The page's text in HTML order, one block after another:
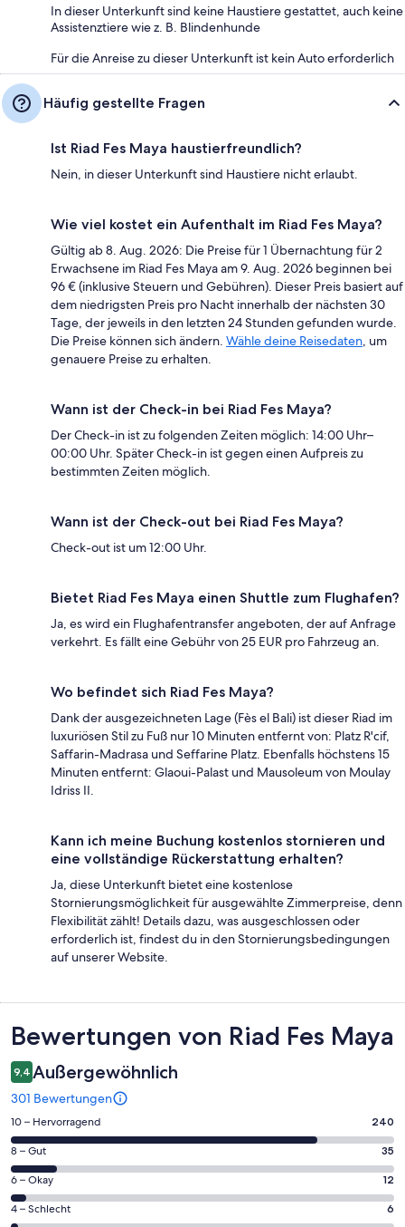
In dieser Unterkunft sind keine Haustiere gestattet, auch keine
Assistenztiere wie z. B. Blindenhunde
Für die Anreise zu dieser Unterkunft ist kein Auto erforderlich
Häufig gestellte Fragen
Ist Riad Fes Maya haustierfreundlich?
Nein, in dieser Unterkunft sind Haustiere nicht erlaubt.
Wie viel kostet ein Aufenthalt im Riad Fes Maya?
Gültig ab 8. Aug. 2026: Die Preise für 1 Übernachtung für 2
Erwachsene im Riad Fes Maya am 9. Aug. 2026 beginnen bei
96 € (inklusive Steuern und Gebühren). Dieser Preis basiert auf
dem niedrigsten Preis pro Nacht innerhalb der nächsten 30
Tage, der jeweils in den letzten 24 Stunden gefunden wurde.
Die Preise können sich ändern. Wähle deine Reisedaten, um
genauere Preise zu erhalten.
Wann ist der Check-in bei Riad Fes Maya?
Der Check-in ist zu folgenden Zeiten möglich: 14:00 Uhr–
00:00 Uhr. Später Check-in ist gegen einen Aufpreis zu
bestimmten Zeiten möglich.
Wann ist der Check-out bei Riad Fes Maya?
Check-out ist um 12:00 Uhr.
Bietet Riad Fes Maya einen Shuttle zum Flughafen?
Ja, es wird ein Flughafentransfer angeboten, der auf Anfrage
verkehrt. Es fällt eine Gebühr von 25 EUR pro Fahrzeug an.
Wo befindet sich Riad Fes Maya?
Dank der ausgezeichneten Lage (Fès el Bali) ist dieser Riad im
luxuriösen Stil zu Fuß nur 10 Minuten entfernt von: Platz R'cif,
Saffarin-Madrasa und Seffarine Platz. Ebenfalls höchstens 15
Minuten entfernt: Glaoui-Palast und Mausoleum von Moulay
Idriss II.
Kann ich meine Buchung kostenlos stornieren und
eine vollständige Rückerstattung erhalten?
Ja, diese Unterkunft bietet eine kostenlose
Stornierungsmöglichkeit für ausgewählte Zimmerpreise, denn
Flexibilität zählt! Details dazu, was ausgeschlossen oder
erforderlich ist, findest du in den Stornierungsbedingungen
auf unserer Website.
Bewertungen
Bewertungen von Riad Fes Maya
9,4 Außergewöhnlich
301 Bewertungen
240
von
insgesamt
301
Gästebewertungen
haben
10 – Hervorragend 240
35
von
insgesamt
301
8 – Gut 35
12
von
insgesamt
6 – Okay 12
6
4 – Schlecht 6